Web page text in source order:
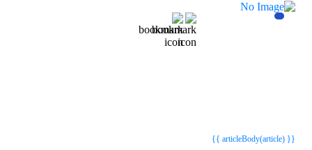
{{ articleBody(article) }}